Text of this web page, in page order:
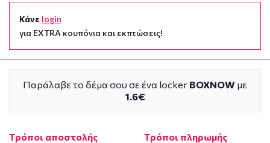
Κάνε login
για EXTRA κουπόνια και εκπτώσεις!
Παράλαβε το δέμα σου σε ένα locker BOXNOW με
1.6€
Τρόποι αποστολής Τρόποι πληρωμής